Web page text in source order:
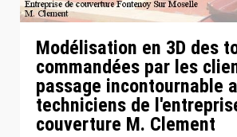
Modélisation en 3D des
commandées par les
passage incontournable
techniciens de
couverture M. Clement